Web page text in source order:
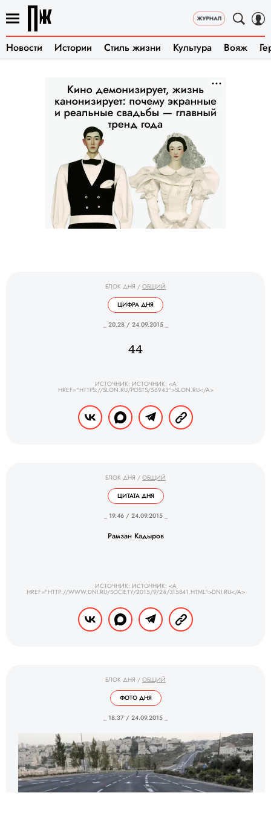
Новости Истории Стиль жизни Культура Вояж
БЛОК ДНЯ / ОБЩИЙ
ЦИФРА ДНЯ
_ 20.28 / 24.09.2015 _
44
ИСТОЧНИК: ИСТОЧНИК: <A
HREF="HTTPS://SLON.RU/POSTS/56943">SLON.RU</A>
БЛОК ДНЯ / ОБЩИЙ
ЦИТАТА ДНЯ
_ 19.46 / 24.09.2015 _
Рамзан Кадыров
ИСТОЧНИК: ИСТОЧНИК: <A
HREF="HTTP://WWW.DNI.RU/SOCIETY/2015/9/24/315841.HTML">DNI.RU</A>
БЛОК ДНЯ / ОБЩИЙ
ФОТО ДНЯ
_ 18.37 / 24.09.2015 _